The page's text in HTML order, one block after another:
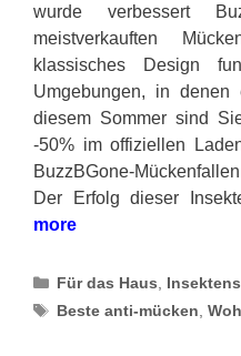
wurde verbessert
meistverkauften
klassisches Design
Umgebungen, in
diesem Sommer sind
-50% im offiziellen
BuzzBGone-
Der Erfolg dieser
more
Categories
Für das Haus
Tags
Beste anti-mücken ,